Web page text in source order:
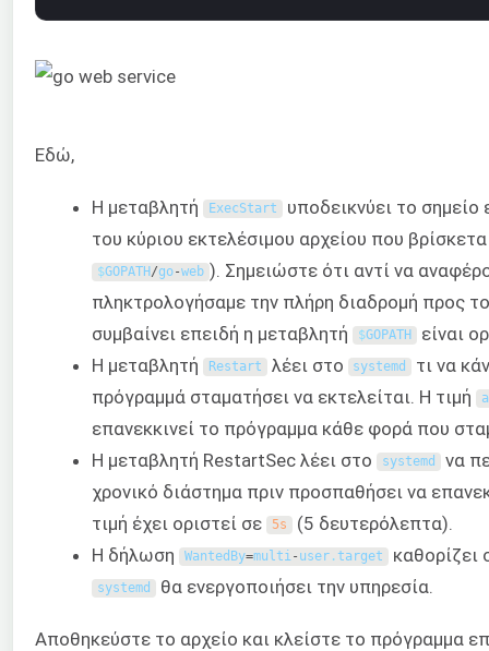
Εδώ,
Η μεταβλητή ExecStart υποδεικνύει το σημείο
του κύριου εκτελέσιμου αρχείου που
$GOPATH/go-web ). Σημειώστε ότι αντί να
πληκτρολογήσαμε την πλήρη διαδρομή προς
συμβαίνει επειδή η μεταβλητή
$GOPATH είναι
Η μεταβλητή
Restart λέει στο systemd
τι να
πρόγραμμά σταματήσει να εκτελείται. Η τιμή
επανεκκινεί το πρόγραμμα κάθε φορά που
Η μεταβλητή RestartSec λέει στο
systemd να
χρονικό διάστημα πριν προσπαθήσει να
τιμή έχει οριστεί σε
5s (5 δευτερόλεπτα).
Η δήλωση
WantedBy=multi- user.target καθορίζει
systemd θα ενεργοποιήσει την υπηρεσία.
Αποθηκεύστε το αρχείο και κλείστε το πρόγραμμα